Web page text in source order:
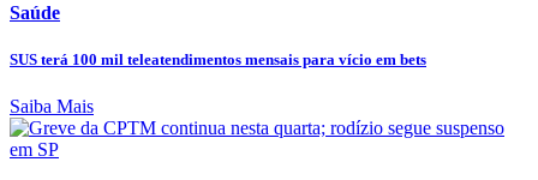
Saúde
SUS terá 100 mil teleatendimentos mensais para vício em bets
Saiba Mais